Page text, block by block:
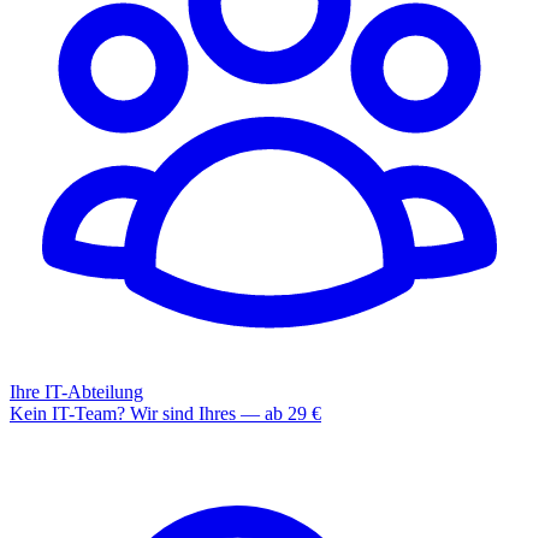
Ihre IT-Abteilung
Kein IT-Team? Wir sind Ihres — ab 29 €